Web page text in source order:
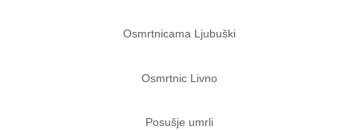
Osmrtnicama Ljubuški
Osmrtnic Livno
Posušje umrli